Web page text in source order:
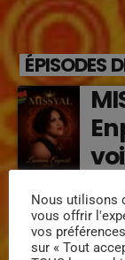
ÉPISODES
Nous utilisons
vous offrir
vos
sur « Tout